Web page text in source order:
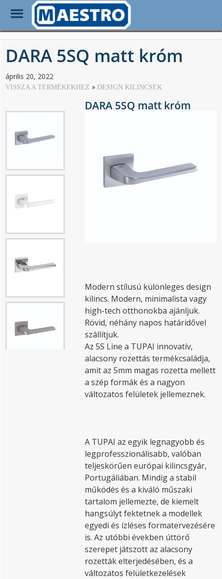
Skip
main
Toggle
Menu
DARA 5SQ matt króm
április 20, 2022
VISSZA A TERMÉKEKHEZ DESIGN KILINCSEK
DARA 5SQ matt króm
Modern stílusú különleges design
kilincs. Modern, minimalista vagy
high-tech otthonokba ajánljuk.
Rövid, néhány napos határidővel
szállítjuk.
Az 5S Line a TUPAI innovatív,
alacsony rozettás termékcsaládja,
amit az 5mm magas rozetta mellett
a szép formák és a nagyon
változatos felületek jellemeznek.
A TUPAI az egyik legnagyobb és
legprofesszionálisabb, valóban
teljeskörűen európai kilincsgyár,
Portugáliában. Mindig a stabil
működés és a kiváló műszaki
tartalom jellemezte, de kiemelt
hangsúlyt fektetnek a modellek
egyedi és ízléses formatervezésére
is. Az utóbbi években úttörő
szerepet játszott az alacsony
rozetták elterjedésében, és a
változatos felületkezelések